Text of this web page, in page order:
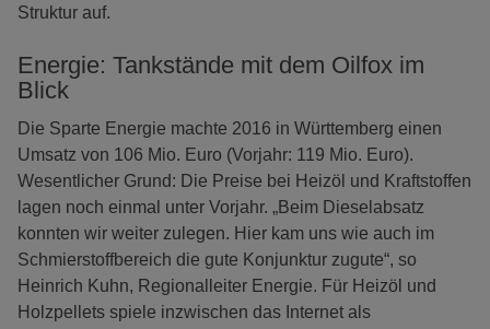
Struktur auf.
Energie: Tankstände mit dem Oilfox im
Blick
Die Sparte Energie machte 2016 in Württemberg einen
Umsatz von 106 Mio. Euro (Vorjahr: 119 Mio. Euro).
Wesentlicher Grund: Die Preise bei Heizöl und Kraftstoffen
lagen noch einmal unter Vorjahr. „Beim Dieselabsatz
konnten wir weiter zulegen. Hier kam uns wie auch im
Schmierstoffbereich die gute Konjunktur zugute“, so
Heinrich Kuhn, Regionalleiter Energie. Für Heizöl und
Holzpellets spiele inzwischen das Internet als